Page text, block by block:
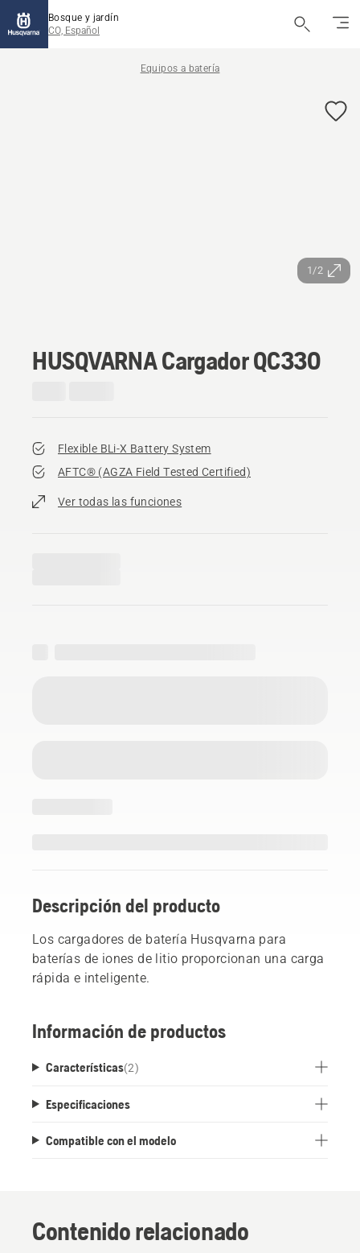
Bosque y jardín
CO, Español
Equipos a batería
1/2
HUSQVARNA Cargador QC330
Flexible BLi-X Battery System
AFTC® (AGZA Field Tested Certified)​
Ver todas las funciones
Descripción del producto
Los cargadores de batería Husqvarna para
baterías de iones de litio proporcionan una carga
rápida e inteligente.
Información de productos
Características(2)
Especificaciones
Compatible con el modelo
Contenido relacionado